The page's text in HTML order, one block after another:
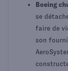
Boeing
se
faire de
son